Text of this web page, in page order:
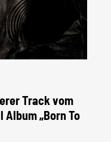
Track vom
„Born To